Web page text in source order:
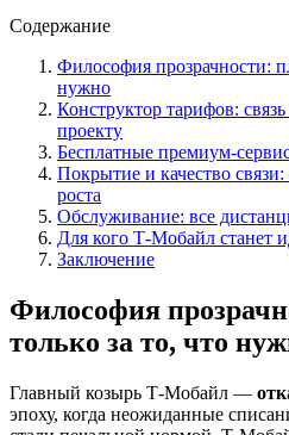
Содержание
Философия прозрачности:
нужно
Конструктор тарифов:
проекту
Бесплатные премиум-
Покрытие и качество
роста
Обслуживание: все
Для кого Т-Мобайл станет
Заключение
Философия
только за то, что
Главный козырь Т-Мобайл —
эпоху, когда неожиданные